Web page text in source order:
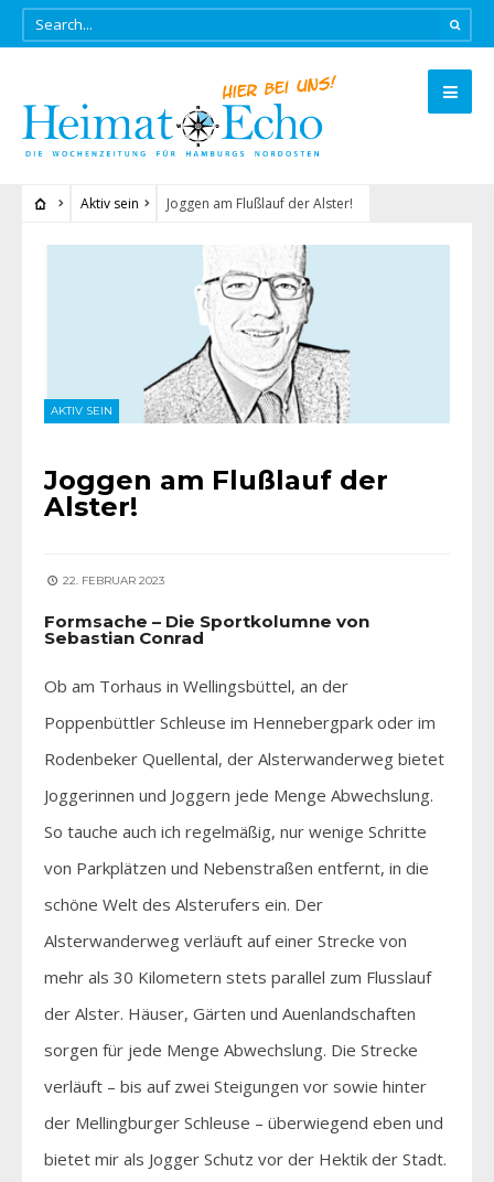
Aktiv sein Joggen am Flußlauf der Alster!
AKTIV SEIN
Joggen am Flußlauf der
Alster!
22. FEBRUAR 2023
Formsache – Die Sportkolumne von
Sebastian Conrad
Ob am Torhaus in Wellingsbüttel, an der
Poppenbüttler Schleuse im Hennebergpark oder im
Rodenbeker Quellental, der Alsterwanderweg bietet
Joggerinnen und Joggern jede Menge Abwechslung.
So tauche auch ich regelmäßig, nur wenige Schritte
von Parkplätzen und Nebenstraßen entfernt, in die
schöne Welt des Alsterufers ein. Der
Alsterwanderweg verläuft auf einer Strecke von
mehr als 30 Kilometern stets parallel zum Flusslauf
der Alster. Häuser, Gärten und Auenlandschaften
sorgen für jede Menge Abwechslung. Die Strecke
verläuft – bis auf zwei Steigungen vor sowie hinter
der Mellingburger Schleuse – überwiegend eben und
bietet mir als Jogger Schutz vor der Hektik der Stadt.